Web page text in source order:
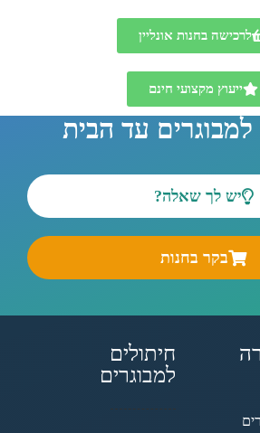
לרכישה בחנות אונליין
ייעוץ מקצועי חינם
למבוגרים עד הבית
יש לך שאלה?
בקר בחנות
חיתולים
למבוגרים